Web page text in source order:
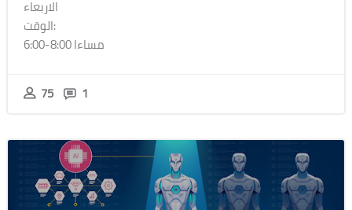
الوقت:
6:00-8:00 مساءا
75 1